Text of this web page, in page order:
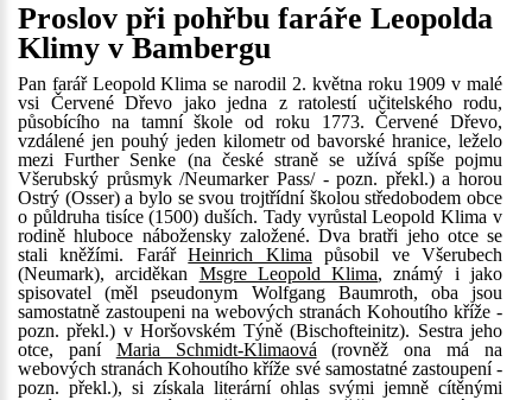
Proslov při pohřbu faráře Leopolda
Klimy v Bambergu
Pan farář Leopold Klima se narodil 2. května roku 1909 v malé
vsi Červené Dřevo jako jedna z ratolestí učitelského rodu,
působícího na tamní škole od roku 1773. Červené Dřevo,
vzdálené jen pouhý jeden kilometr od bavorské hranice, leželo
mezi Further Senke (na české straně se užívá spíše pojmu
Všerubský průsmyk /Neumarker Pass/ - pozn. překl.) a horou
Ostrý (Osser) a bylo se svou trojtřídní školou středobodem obce
o půldruha tisíce (1500) duších. Tady vyrůstal Leopold Klima v
rodině hluboce nábožensky založené. Dva bratři jeho otce se
stali kněžími. FarářHeinrich Klima působil ve Všerubech
(Neumark), arciděkan Msgre Leopold Klima, známý i jako
spisovatel (měl pseudonym Wolfgang Baumroth, oba jsou
samostatně zastoupeni na webových stranách Kohoutího kříže -
pozn. překl.) v Horšovském Týně (Bischofteinitz). Sestra jeho
otce, paní Maria Schmidt-Klimaová (rovněž ona má na
webových stranách Kohoutího kříže své samostatné zastoupení -
pozn. překl.), si získala literární ohlas svými jemně cítěnými